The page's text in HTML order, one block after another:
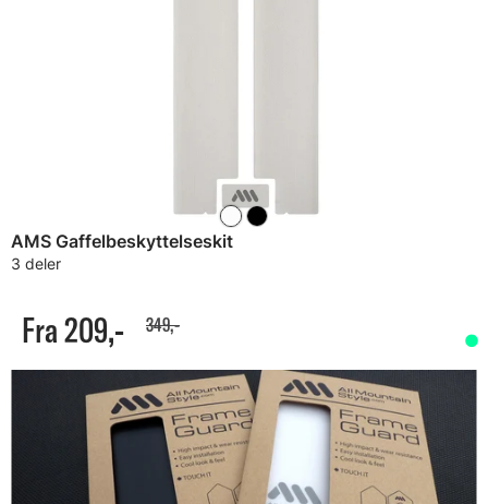
AMS Gaffelbeskyttelseskit
3 deler
Fra 209,- 349,-